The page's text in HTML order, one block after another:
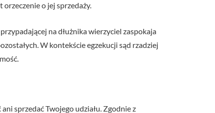
o jej sprzedaży.
na dłużnika wierzyciel zaspokaja
W kontekście egzekucji sąd rzadziej
sprzedać Twojego udziału. Zgodnie z